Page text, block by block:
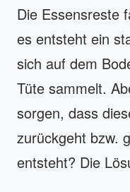
Die Essensreste
es entsteht ein
sich auf dem
Tüte sammelt.
sorgen, dass
zurückgeht bzw.
entsteht? Die